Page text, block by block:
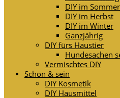
DIY im Sommer
DIY im Herbst
DIY im Winter
Ganzjährig
DIY fürs Haustier
Hundesachen
Vermischtes DIY
Schön & sein
DIY Kosmetik
DIY Hausmittel